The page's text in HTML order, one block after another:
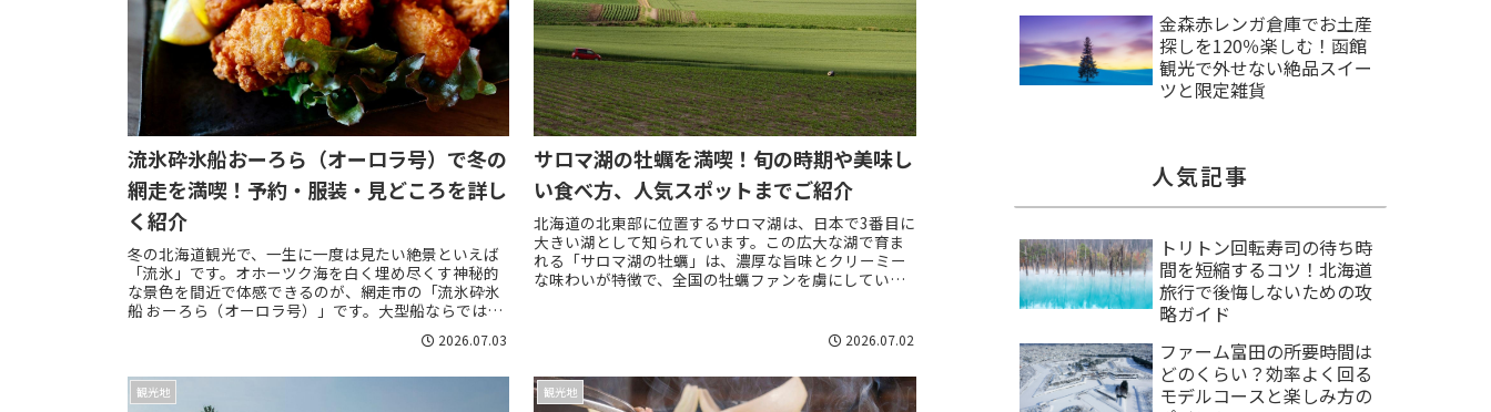
流氷砕氷船おーろら（オーロラ号）で冬の
網走を満喫！予約・服装・見どころを詳し
く紹介
冬の北海道観光で、一生に一度は見たい絶景といえば
「流氷」です。オホーツク海を白く埋め尽くす神秘的
な景色を間近で体感できるのが、網走市の「流氷砕氷
船 おーろら（オーロラ号）」です。大型船ならではの
2026.07.03
サロマ湖の牡蠣を満喫！旬の時期や美味し
い食べ方、人気スポットまでご紹介
北海道の北東部に位置するサロマ湖は、日本で3番目に
大きい湖として知られています。この広大な湖で育ま
れる「サロマ湖の牡蠣」は、濃厚な旨味とクリーミー
な味わいが特徴で、全国の牡蠣ファンを虜にしていま
2026.07.02
観光地 観光地
金森赤レンガ倉庫でお土産
探しを120％楽しむ！函館
観光で外せない絶品スイー
ツと限定雑貨
人気記事
トリトン回転寿司の待ち時
間を短縮するコツ！北海道
旅行で後悔しないための攻
略ガイド
ファーム富田の所要時間は
どのくらい？効率よく回る
モデルコースと楽しみ方の